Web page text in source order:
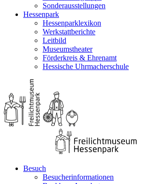
Sonderausstellungen
Hessenpark
Hessenparklexikon
Werkstattberichte
Leitbild
Museumstheater
Förderkreis & Ehrenamt
Hessische Uhrmacherschule
Besuch
Besucherinformationen